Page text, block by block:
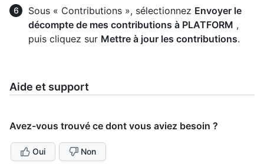
Sous « Contributions », sélectionnez Envoyer le
décompte de mes contributions à PLATFORM ,
puis cliquez sur Mettre à jour les contributions.
Aide et support
Avez-vous trouvé ce dont vous aviez besoin ?
Oui Non